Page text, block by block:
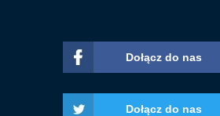
Dołącz do nas
Dołącz do nas